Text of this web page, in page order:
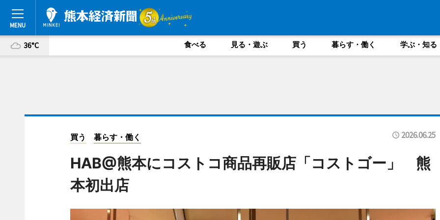
36°C 食べる 見る・遊ぶ 買う 暮らす・働く 学ぶ・知る
買う 暮らす・働く 2026.06.25
HAB@熊本にコストコ商品再販店「コストゴー」 熊
本初出店